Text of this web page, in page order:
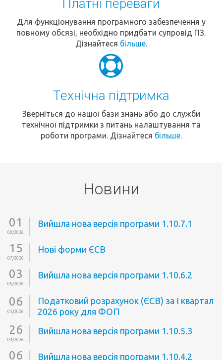
Платні переваги
Для функціонування програмного забезпечення у
повному обсязі, необхідно придбати супровід ПЗ.
Дізнайтеся більше.
Технічна підтримка
Зверніться до нашої бази знань або до служби
технічної підтримки з питань налаштування та
роботи програми. Дізнайтеся більше.
Новини
01
08/2026
Вийшла нова версія програми 1.10.7.1
15
07/2026
Нові форми ЄСВ
03
06/2026
Вийшла нова версія програми 1.10.6.2
06
05/2026
Податковий розрахунок (ЄСВ) за І квартал
2026 року для ФОП
26
04/2026
Вийшла нова версія програми 1.10.5.3
06 Вийшла нова версія програми 1.10.4.2